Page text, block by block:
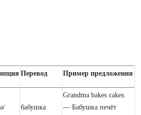
Перевод Пример предложения
бабушка
Grandma bakes cakes.
— Бабушка печёт